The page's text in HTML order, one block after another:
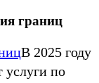
границ
В 2025 году
услуги по